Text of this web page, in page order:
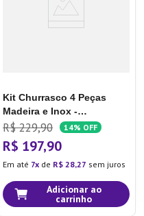
Kit Churrasco 4 Peças
Madeira e Inox -
Tramontina
R$ 229,90 14% OFF
R$ 197,90
Em até 7 de R$ 28,27 sem juros
Adicionar ao
carrinho